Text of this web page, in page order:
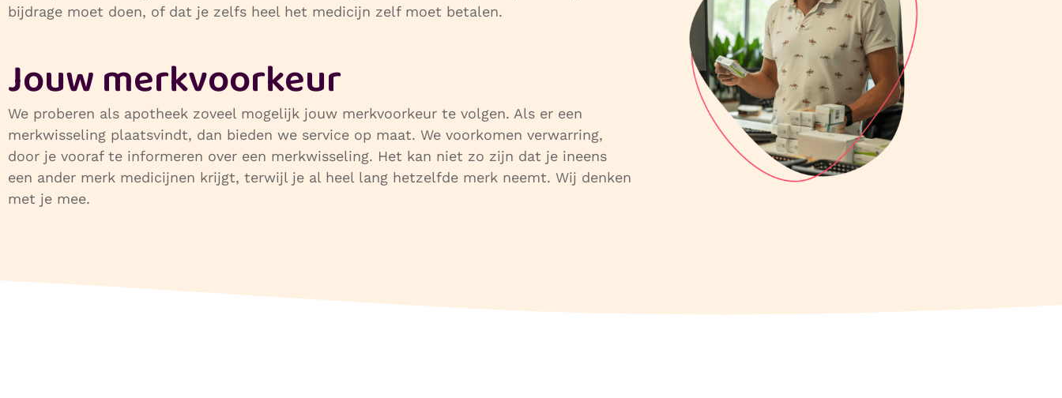
bijdrage moet doen, of dat je zelfs heel het medicijn zelf moet betalen.
Jouw merkvoorkeur
We proberen als apotheek zoveel mogelijk jouw merkvoorkeur te volgen. Als er een
merkwisseling plaatsvindt, dan bieden we service op maat. We voorkomen verwarring,
door je vooraf te informeren over een merkwisseling. Het kan niet zo zijn dat je ineens
een ander merk medicijnen krijgt, terwijl je al heel lang hetzelfde merk neemt. Wij denken
met je mee.